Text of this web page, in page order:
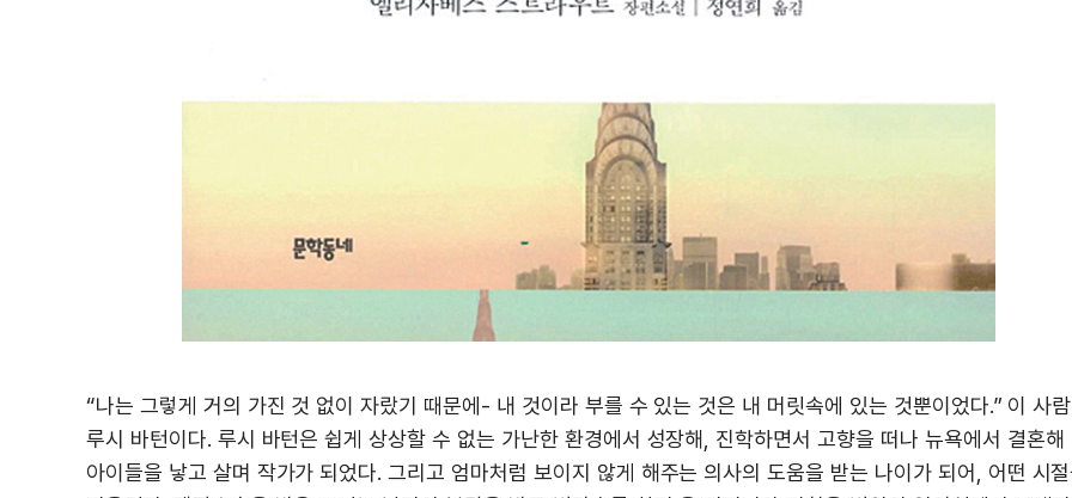
“나는 그렇게 거의 가진 것 없이 자랐기 때문에- 내 것이라 부를 수 있는 것은 내 머릿속에 있는 것뿐이었다.” 이 사
루시 바턴이다. 루시 바턴은 쉽게 상상할 수 없는 가난한 환경에서 성장해, 진학하면서 고향을 떠나 뉴욕에서 결혼해
아이들을 낳고 살며 작가가 되었다. 그리고 엄마처럼 보이지 않게 해주는 의사의 도움을 받는 나이가 되어, 어떤 시